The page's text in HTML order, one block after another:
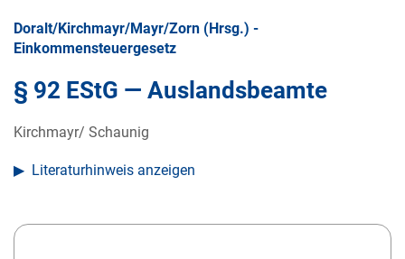
Doralt/Kirchmayr/Mayr/Zorn (Hrsg.) -
Einkommensteuergesetz
§ 92 EStG — Auslandsbeamte
Kirchmayr/ Schaunig
Literaturhinweis anzeigen